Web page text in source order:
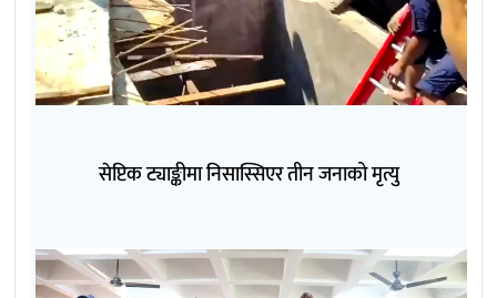
सेप्टिक ट्याङ्कीमा निसास्सिएर तीन जनाको मृत्यु